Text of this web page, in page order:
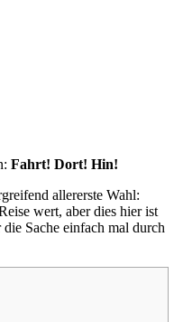
Fahrt! Dort! Hin!
allererste Wahl:
wert, aber dies hier ist
Sache einfach mal durch